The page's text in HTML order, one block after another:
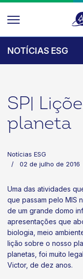
NOTÍCIAS ESG
SP|
planeta
Notícias ESG
02 de julho de 2016
Uma das atividades
que passam pelo MIS
de um grande domo
apresentações que
biologia, meio
lição sobre o nosso
planetas, foi muito
Victor, de dez anos.